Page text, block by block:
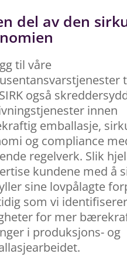
del av den
til våre
også
innen
emballasje,
og compliance
regelverk. Slik
kundene med å
sine lovpålagte
som vi identifiserer
for mer
i produksjons- og